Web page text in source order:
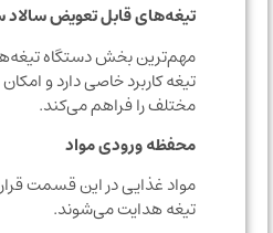
تیغه‌های قابل تعویض سالاد ساز
مهم‌ترین بخش دستگاه تیغه‌های
تیغه کاربرد خاصی دارد و امکان
مختلف را فراهم می‌کند.
محفظه ورودی مواد
مواد غذایی در این قسمت قرار
تیغه هدایت می‌شوند.